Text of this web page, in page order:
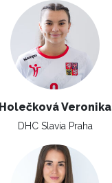
Holečková Veronika
DHC Slavia Praha